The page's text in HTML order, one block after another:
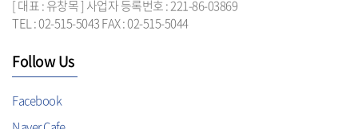
[ 대표 : 유창목 ] 사업자 등록번호 : 221-86-03869
TEL : 02-515-5043 FAX : 02-515-5044
Follow Us
Facebook